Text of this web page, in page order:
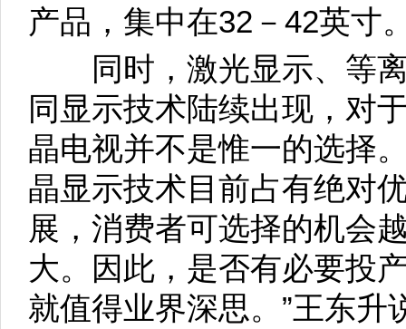
产品，集中在32－42英寸
同时，激光显示、等离
同显示技术陆续出现，对
晶电视并不是惟一的选择
晶显示技术目前占有绝对
展，消费者可选择的机会
大。因此，是否有必要投
就值得业界深思。”王东升